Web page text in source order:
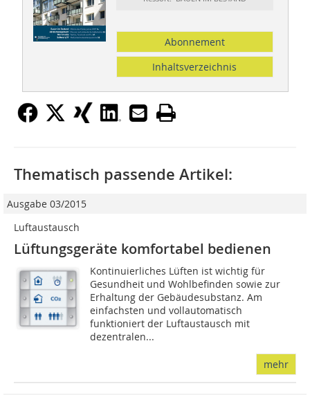
Abonnement
Inhaltsverzeichnis
Thematisch passende Artikel:
Ausgabe 03/2015
Luftaustausch
Lüftungsgeräte komfortabel bedienen
Kontinuierliches Lüften ist wichtig für
Gesundheit und Wohlbefinden sowie zur
Erhaltung der Gebäudesubstanz. Am
einfachsten und vollautomatisch
funktioniert der Luftaustausch mit
dezentralen...
mehr